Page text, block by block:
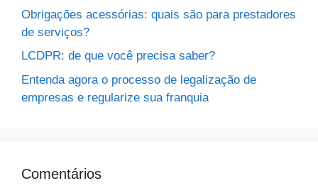
Obrigações acessórias: quais são para prestadores
de serviços?
LCDPR: de que você precisa saber?
Entenda agora o processo de legalização de
empresas e regularize sua franquia
Comentários